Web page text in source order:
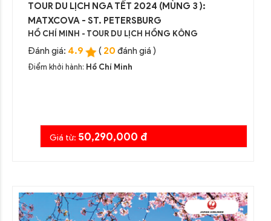
TOUR DU LỊCH NGA TẾT 2024 (MÙNG 3 ):
MATXCOVA - ST. PETERSBURG
HỒ CHÍ MINH - TOUR DU LỊCH HỒNG KÔNG
Đánh giá: 4.9 ( 20 đánh giá )
Điểm khởi hành: Hồ Chí Minh
Giá từ: 50,290,000 đ